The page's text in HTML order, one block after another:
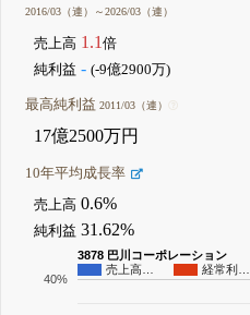
2016/03（連）～2026/03（連）
売上高 1.1倍
純利益 - (-9億2900万)
最高純利益2011/03（連）
17億2500万円
10年平均成長率
売上高 0.6%
純利益 31.62%
3878 巴川コーポレーション
売上高…
経常利…
40%